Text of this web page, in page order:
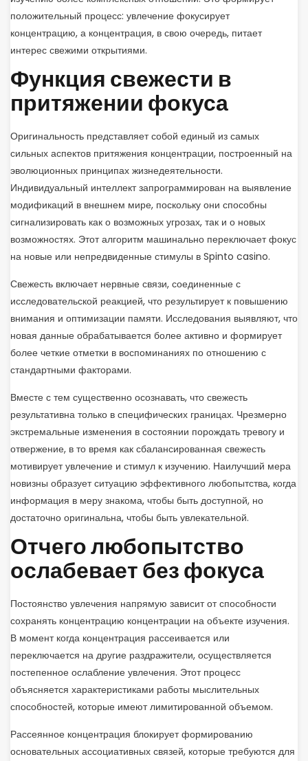
положительный процесс: увлечение фокусирует
концентрацию, а концентрация, в свою очередь, питает
интерес свежими открытиями.
Функция свежести в
притяжении фокуса
Оригинальность представляет собой единый из самых
сильных аспектов притяжения концентрации, построенный на
эволюционных принципах жизнедеятельности.
Индивидуальный интеллект запрограммирован на выявление
модификаций в внешнем мире, поскольку они способны
сигнализировать как о возможных угрозах, так и о новых
возможностях. Этот алгоритм машинально переключает фокус
на новые или непредвиденные стимулы в Spinto casino.
Свежесть включает нервные связи, соединенные с
исследовательской реакцией, что результирует к повышению
внимания и оптимизации памяти. Исследования выявляют, что
новая данные обрабатывается более активно и формирует
более четкие отметки в воспоминаниях по отношению с
стандартными факторами.
Вместе с тем существенно осознавать, что свежесть
результативна только в специфических границах. Чрезмерно
экстремальные изменения в состоянии порождать тревогу и
отвержение, в то время как сбалансированная свежесть
мотивирует увлечение и стимул к изучению. Наилучший мера
новизны образует ситуацию эффективного любопытства, когда
информация в меру знакома, чтобы быть доступной, но
достаточно оригинальна, чтобы быть увлекательной.
Отчего любопытство
ослабевает без фокуса
Постоянство увлечения напрямую зависит от способности
сохранять концентрацию концентрации на объекте изучения.
В момент когда концентрация рассеивается или
переключается на другие раздражители, осуществляется
постепенное ослабление увлечения. Этот процесс
объясняется характеристиками работы мыслительных
способностей, которые имеют лимитированной объемом.
Рассеянное концентрация блокирует формированию
основательных ассоциативных связей, которые требуются для